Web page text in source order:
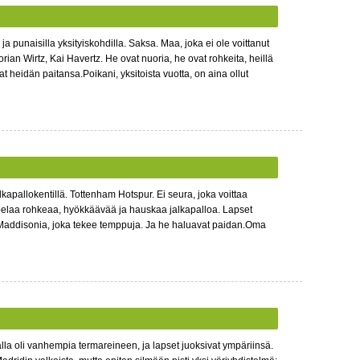
punaisilla yksityiskohdilla. Saksa. Maa, joka ei ole voittanut
Wirtz, Kai Havertz. He ovat nuoria, he ovat rohkeita, heillä
heidän paitansa.Poikani, yksitoista vuotta, on aina ollut
Tottenham Hotspur. Ei seura, joka voittaa
rohkeaa, hyökkäävää ja hauskaa jalkapalloa. Lapset
joka tekee temppuja. Ja he haluavat paidan.Oma
oli vanhempia termareineen, ja lapset juoksivat ympäriinsä.